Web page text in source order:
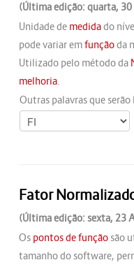
(Última edição: quarta,
Unidade de medidado
pode variar emfunçãoda
Utilizado pelo método da
melhoria.
Outras palavras que
Fator
(Última edição: sexta, 23
Os pontos de funçãosão
tamanho do software,